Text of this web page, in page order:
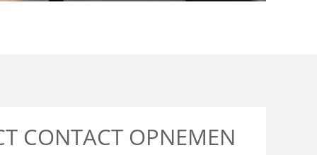
CONTACT OPNEMEN